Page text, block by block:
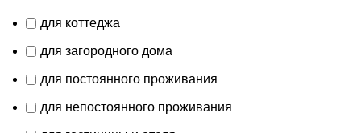
для коттеджа
для загородного дома
для постоянного проживания
для непостоянного проживания